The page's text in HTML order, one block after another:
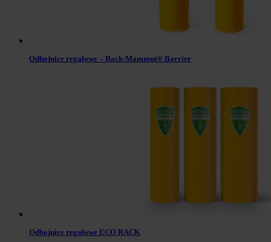
Odbojnice regałowe – Rack-Mammut® Barrier
Odbojnice regałowe ECO RACK